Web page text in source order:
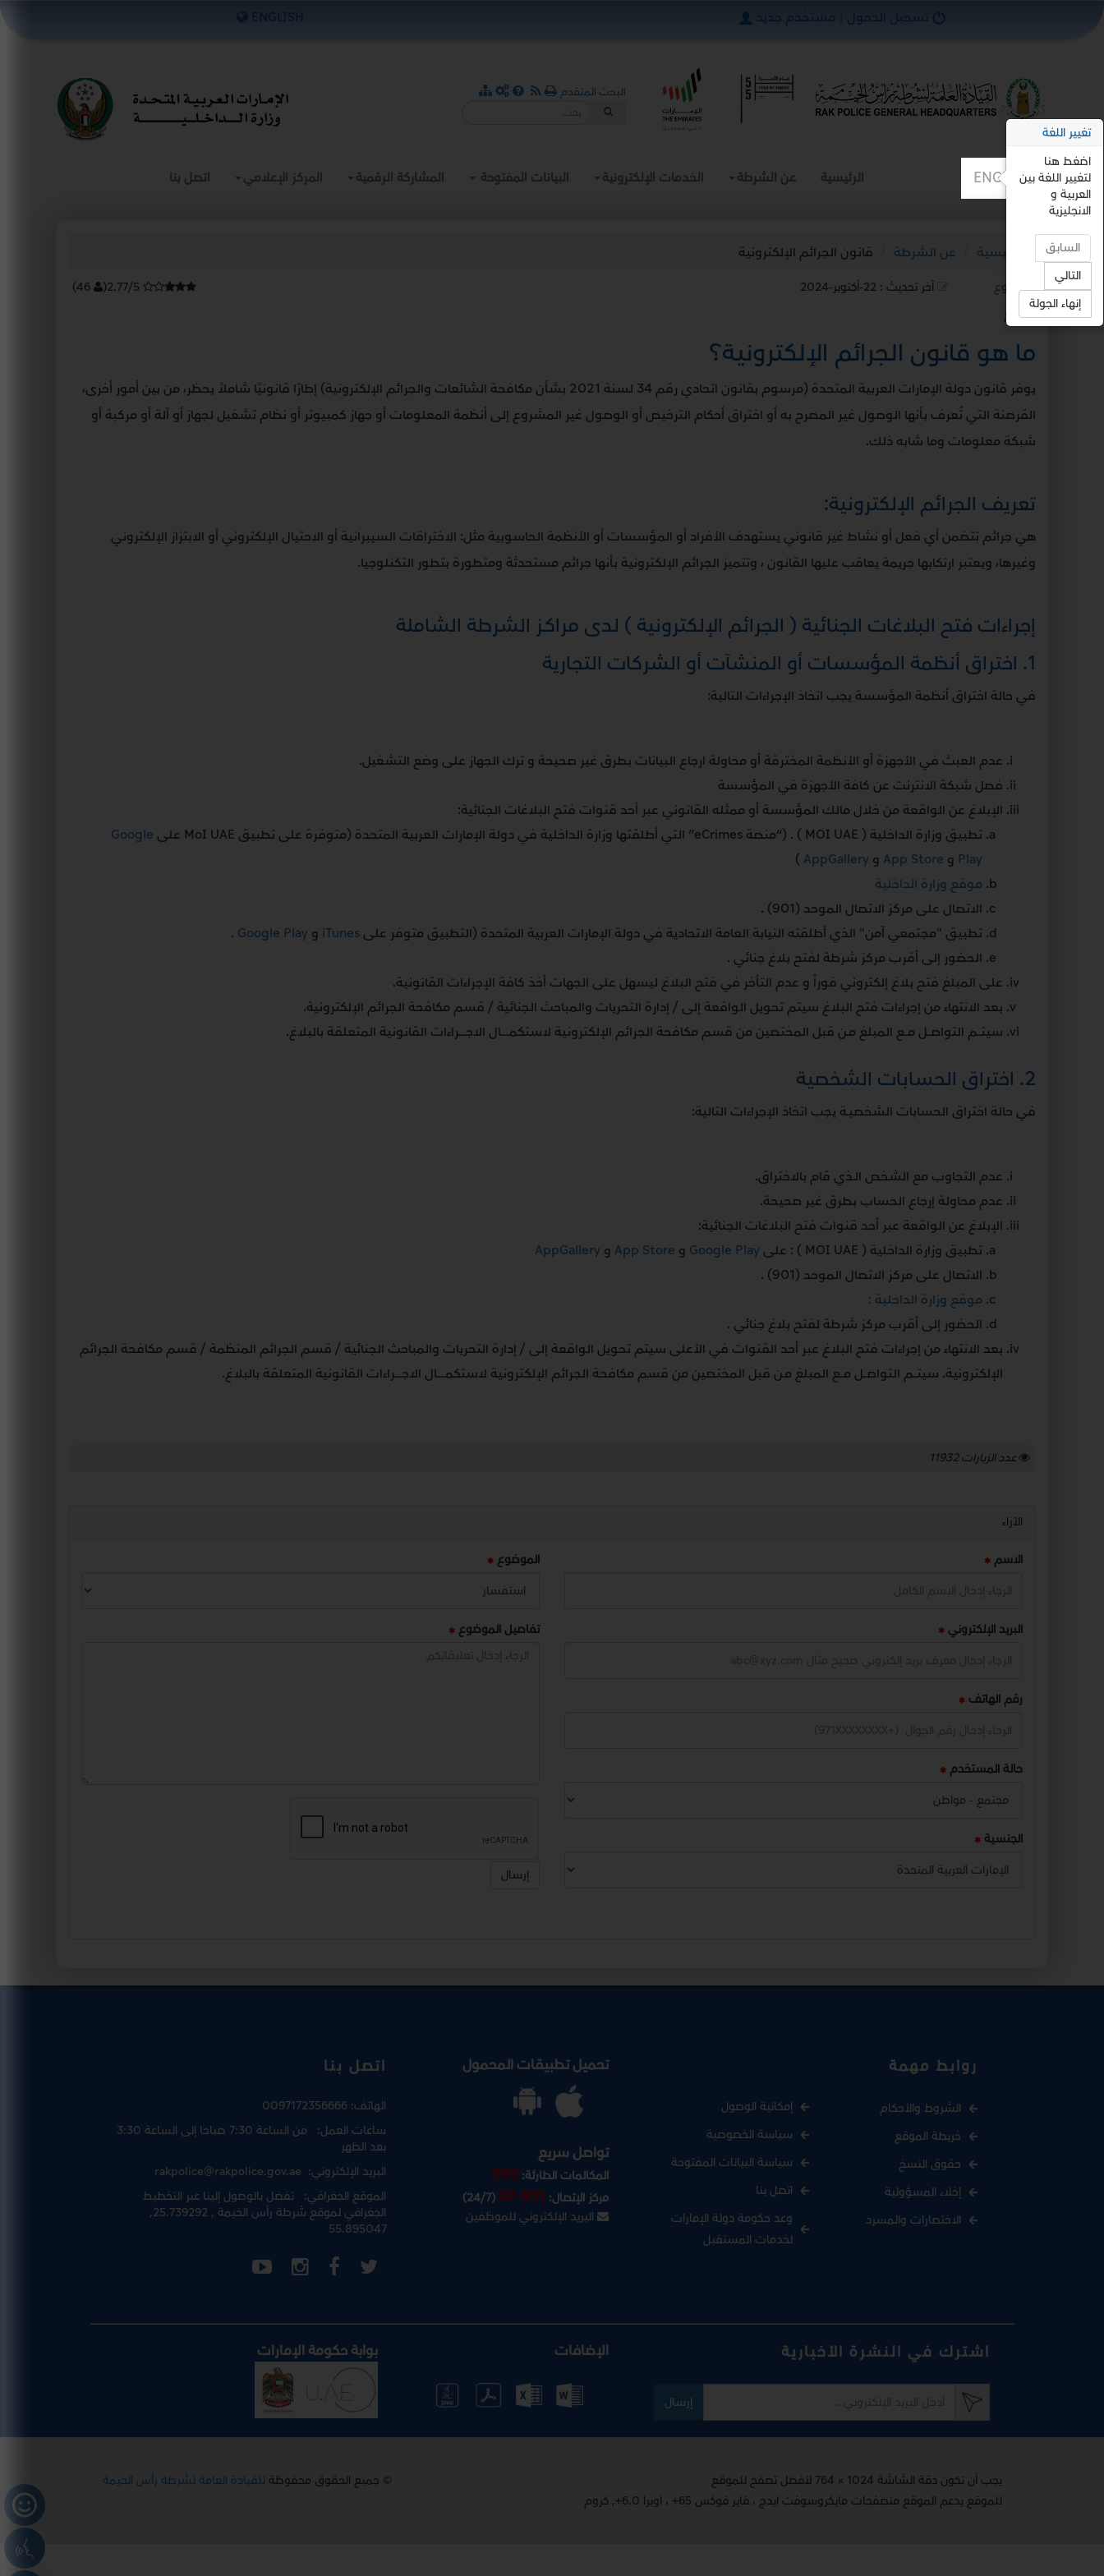
تسجيل الدخول مستخدم جديد ENGLISH
البحث المتقدم
ENGLISH الرئيسية عن الشرطة الخدمات الإلكترونية البيانات المفتوحة المشاركة الرقمية المركز الإعلامي اتصل بنا
×
الرئيسية عن الشرطة قانون الجرائم الإلكترونية
رجوع آخر تحديث : 22-أكتوبر-2024 2.77/5
(
46
)
استمع
ما هو قانون الجرائم الإلكترونية؟
يوفر قانون دولة الإمارات العربية المتحدة (مرسوم بقانون اتحادي رقم 34 لسنة 2021 بشأن مكافحة الشائعات والجرائم الإلكترونية) إطارًا قانونيًا شاملاً يحظر، من بين أمور أخرى،
القرصنة التي تُعرف بأنها الوصول غير المصرح به أو اختراق أحكام الترخيص أو الوصول غير المشروع إلى أنظمة المعلومات أو جهاز كمبيوتر أو نظام تشغيل لجهاز أو آلة أو مركبة أو
شبكة معلومات وما شابه ذلك.
تعريف الجرائم الإلكترونية:
هي جرائم تتضمن أي فعل أو نشاط غير قانوني يستهدف الأفراد أو المؤسسات أو الأنظمة الحاسوبية مثل: الاختراقات السيبرانية أو الاحتيال الإلكتروني أو الابتزاز الإلكتروني
وغيرها، ويعتبر ارتكابها جريمة يعاقب عليها القانون ، وتتميز الجرائم الإلكترونية بأنها جرائم مستحدثة ومتطورة بتطور التكنلوجيا.
إجراءات فتح البلاغات الجنائية ( الجرائم الإلكترونية ) لدى مراكـز الشرطة الشاملة
1. اختراق أنظمة المؤسسات أو المنشآت أو الشركات التجارية
في حالة اختراق أنظمة المؤسسة يجب اتخاذ الإجراءات التالية:
عدم العبث في الأجهزة أو الأنظمة المخترقة أو محاولة ارجاع البيانات بطرق غير صحيحة و ترك الجهاز على وضع التشغيل.
فصل شبكة الانترنت عن كافة الأجهزة في المؤسسة
الإبلاغ عن الواقعة من خلال مالك المؤسسة أو ممثله القانوني عبر أحد قنوات فتح البلاغات الجنائية:
تطبيق وزارة الداخلية ( MOI UAE ) . (“منصة eCrimes” التي أطلقتها وزارة الداخلية في دولة الإمارات العربية المتحدة (متوفرة على تطبيق MoI UAE على
Google
Play و App Store و AppGallery
)
موقع وزارة الداخلية
الاتصال على مركز الاتصال الموحد (901) .
تطبيق "مجتمعي آمن" الذي أطلقته النيابة العامة الاتحادية في دولة الإمارات العربية المتحدة (التطبيق متوفر علىiTunes و Google Play
.
الحضور إلى أقرب مركز شرطة لفتح بلاغ جنائي .
على المبلغ فتح بلاغ إلكتروني فوراً و عدم التأخر في فتح البلاغ ليسهل على الجهات أخذ كافة الإجراءات القانونية.
بعد الانتهاء من إجراءات فتح البلاغ سيتم تحويل الواقعة إلى / إدارة التحريات والمباحث الجنائية / قسم مكافحة الجرائم الإلكترونية.
سيتــم التواصــل مــع المبلغ مـن قبل المختصين من قسم مكافحة الجرائم الإلكترونية لاستكمـــــال الاجــــراءات القانونية المتعلقة بالبلاغ.
2. اختراق الحسابات الشخصية
في حالة اختراق الحسابات الشخصيـة يجب اتخاذ الإجراءات التالية:
عدم التجاوب مع الشخص الـذي قام بالاختراق.
عدم محاولة إرجاع الحساب بطرق غير صحيحة.
الإبلاغ عن الواقعة عبر أحد قنوات فتح البلاغات الجنائية:
تطبيق وزارة الداخلية ( MOI UAE ) : على
Google Play و App Store و AppGallery
الاتصال على مركز الاتصال الموحد (901) .
موقع وزارة الداخلية :
الحضور إلى أقرب مركز شرطة لفتح بلاغ جنائي .
بعد الانتهاء من إجراءات فتح البلاغ عبر أحد القنوات في الأعلى سيتم تحويل الواقعة إلى / إدارة التحريات والمباحث الجنائية / قسم الجرائم المنظمة / قسم مكافحة الجرائم
الإلكترونية. سيتــم التواصــل مــع المبلغ مـن قبل المختصين من قسم مكافحة الجرائم الإلكترونية لاستكمـــــال الاجــــراءات القانونية المتعلقة بالبلاغ.
عدد الزيارات11932
الآراء
الاسم
البريد الإلكتروني
رقم الهاتف
حالة المستخدم
الجنسية
الموضوع
تفاصيل الموضوع
إرسال
روابط مهمة
الشروط والأحكام
خريطة الموقع
حقوق النسخ
إخلاء المسؤولية
الاختصارات والمسرد
إمكانية الوصول
سياسة الخصوصية
سياسة البيانات المفتوحة
اتصل بنا
وعد حكومة دولة الإمارات
لخدمات المستقبل
تحميل تطبيقات المحمول
تواصل سريع
المكالمات الطارئة:999
مركز الإتصال: 07-901
(24/7)
البريد الإلكتروني للموظفين
اتصل بنا
الهاتف:0097172356666
ساعات العمل:
من الساعة 7:30 صباحا إلى الساعة 3:30
بعد الظهر
البريد الإلكتروني:
الموقع الجغرافي:
تفضل بالوصول إلينا عبر التخطيط
الجغرافي لموقع شرطة رأس الخيمة
, 25.739292,
55.895047
اشترك في النشرة الأخبارية
إرسال
الإضافات بوابة حكومة الإمارات
يجب أن تكون دقة الشاشة 1024 × 764 لأفضل تصفح للموقع
للموقع يدعم الموقع متصفحات مايكروسوفت ايدج ، فاير فوكس 65+ ، اوبرا 6.0+, كروم
© جميع الحقوق محفوظة للقيادة العامة لشرطة رأس الخيمة
تغيير اللغة
اضغط هنا
لتغيير اللغة بين
العربية و
الانجليزية
السابق
التالي
إنهاء الجولة